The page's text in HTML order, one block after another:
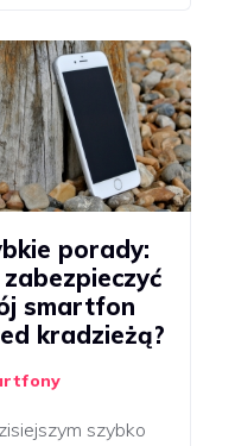
porady:
zabezpieczyć
smartfon
kradzieżą?
szybko